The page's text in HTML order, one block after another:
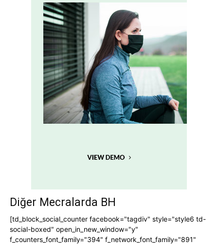
Diğer Mecralarda BH
[td_block_social_counter facebook="tagdiv" style="style6 td-
social-boxed" open_in_new_window="y"
f_counters_font_family="394" f_network_font_family="891"